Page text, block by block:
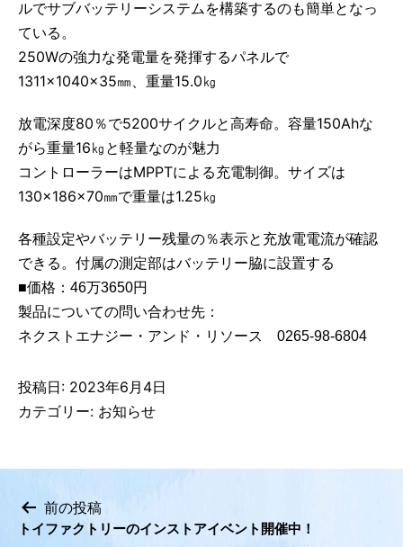
ルでサブバッテリーシステムを構築するのも簡単となっ
ている。
250Wの強力な発電量を発揮するパネルで
1311×1040×35㎜、重量15.0㎏
放電深度80％で5200サイクルと高寿命。容量150Ahな
がら重量16㎏と軽量なのが魅力
コントローラーはMPPTによる充電制御。サイズは
130×186×70㎜で重量は1.25㎏
各種設定やバッテリー残量の％表示と充放電電流が確認
できる。付属の測定部はバッテリー脇に設置する
■価格：46万3650円
製品についての問い合わせ先：
ネクストエナジー・アンド・リソース 0265-98-6804
投稿日: 2023年6月4日
カテゴリー: お知らせ
投
前の投稿
トイファクトリーのインストアイベント開催中！